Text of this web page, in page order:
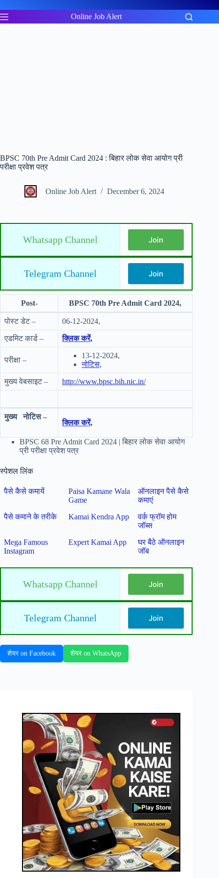
to
content
Online Job Alert
BPSC 70th Pre Admit Card 2024 : बिहार लोक सेवा आयोग प्री
परीक्षा प्रवेश पत्र
Online Job Alert December 6, 2024
Whatsapp Channel Join
Telegram Channel Join
Post- BPSC 70th Pre Admit Card 2024,
पोस्ट डेट – 06-12-2024,
एडमिट कार्ड – क्लिक करें,
परीक्षा –
13-12-2024,
नोटिस,
मुख्य वेबसाइट – http://www.bpsc.bih.nic.in/
मुख्य नोटिस –
क्लिक करें,
BPSC 68 Pre Admit Card 2024 | बिहार लोक सेवा आयोग
प्री परीक्षा प्रवेश पत्र
स्पेशल लिंक
पैसे कैसे कमायें
Paisa Kamane Wala
Game
ऑनलाइन पैसे कैसे
कमाएं
पैसे कमाने के तरीके
Kamai Kendra App
वर्क फ्रॉम होम
जॉब्स
Mega Famous
Instagram
Expert Kamai App
घर बैठे ऑनलाइन
जॉब
Whatsapp Channel Join
Telegram Channel Join
शेयर on Facebook शेयर on WhatsApp